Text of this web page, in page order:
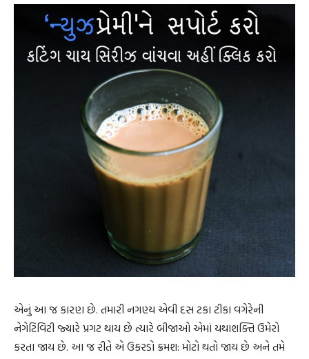
એનું આ જ કારણ છે. તમારી નગણ્ય એવી દસ ટકા ટીકા વગેરેની
નેગેટિવિટી જ્યારે પ્રગટ થાય છે ત્યારે બીજાઓ એમાં યથાશક્તિ ઉમેરો
કરતા જાય છે. આ જ રીતે એ ઉકરડો ક્રમશ: મોટો થતો જાય છે અને તમે